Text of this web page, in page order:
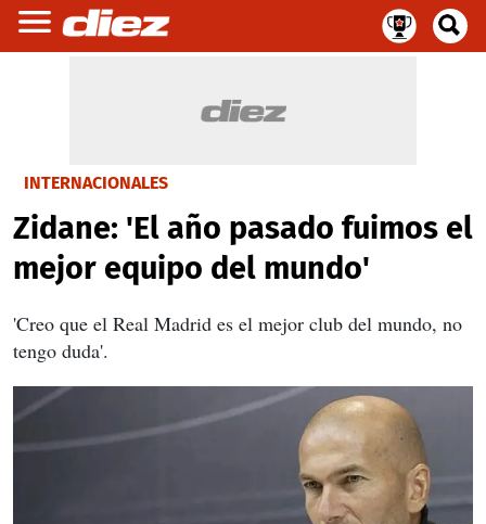
INTERNACIONALES
Zidane: 'El año pasado fuimos el
mejor equipo del mundo'
'Creo que el Real Madrid es el mejor club del mundo, no
tengo duda'.